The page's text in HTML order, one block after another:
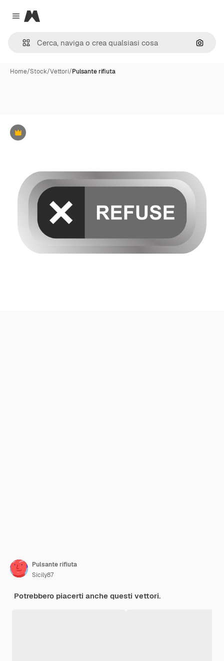
Close menu
Magnific
Cerca
Home/Stock/Vettori/Pulsante rifiuta
Premium
Pulsante rifiuta
Sicily87
Potrebbero piacerti anche questi vettori.